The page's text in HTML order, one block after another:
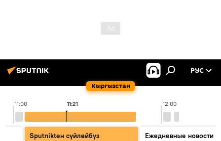
Кыргызстан
РУС
11:00 12:00
11:21
Sputnikteн сүйлөйбүз
Ежедневные новости